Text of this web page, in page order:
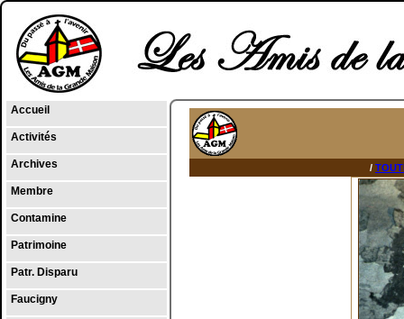
Accueil
Activités
Archives
Membre
Contamine
Patrimoine
Patr. Disparu
Faucigny
/